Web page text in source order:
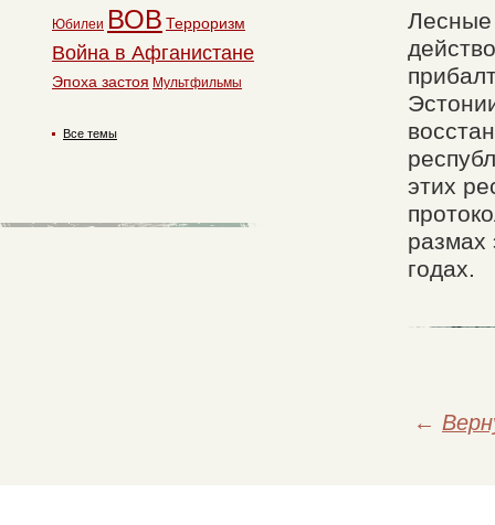
Лесные
этих
размах
годах.
←
Юбилеи ВОВ Терроризм
Война в Афганистане
Эпоха застоя Мультфильмы
Все темы